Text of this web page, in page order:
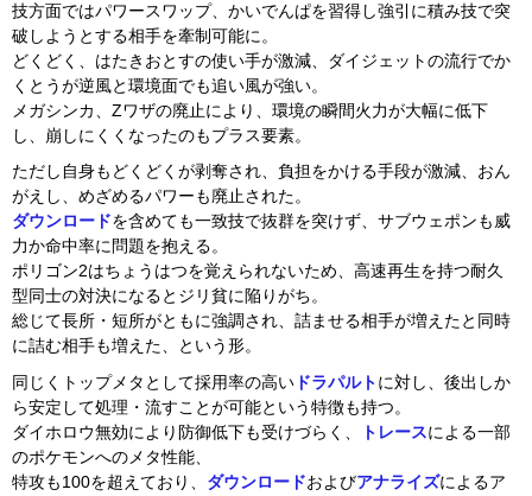
技方面ではパワースワップ、かいでんぱを習得し強引に積み技で突
破しようとする相手を牽制可能に。
どくどく、はたきおとすの使い手が激減、ダイジェットの流行でか
くとうが逆風と環境面でも追い風が強い。
メガシンカ、Zワザの廃止により、環境の瞬間火力が大幅に低下
し、崩しにくくなったのもプラス要素。
ただし自身もどくどくが剥奪され、負担をかける手段が激減、おん
がえし、めざめるパワーも廃止された。
ダウンロードを含めても一致技で抜群を突けず、サブウェポンも威
力か命中率に問題を抱える。
ポリゴン2はちょうはつを覚えられないため、高速再生を持つ耐久
型同士の対決になるとジリ貧に陥りがち。
総じて長所・短所がともに強調され、詰ませる相手が増えたと同時
に詰む相手も増えた、という形。
同じくトップメタとして採用率の高い ドラパルト に対し、後出しか
ら安定して処理・流すことが可能という特徴も持つ。
ダイホロウ無効により防御低下も受けづらく、
トレースによる一部
のポケモンへのメタ性能、
特攻も100を超えており、 ダウンロードおよびアナライズによるア